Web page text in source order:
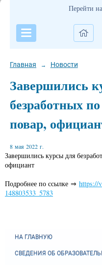
Перейти
Главная → Новости
Завершились
безработных
повар,
8 мая 2022 г.
Завершились курсы для
официант
Подробнее по ссылке ⇒ https://
148803533_5783
НА ГЛАВНУЮ
СВЕДЕНИЯ ОБ